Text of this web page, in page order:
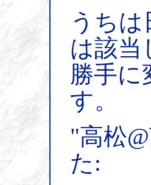
うち
は該当
勝手に
す。
"高松
た: